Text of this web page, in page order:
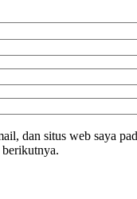
dan situs web saya